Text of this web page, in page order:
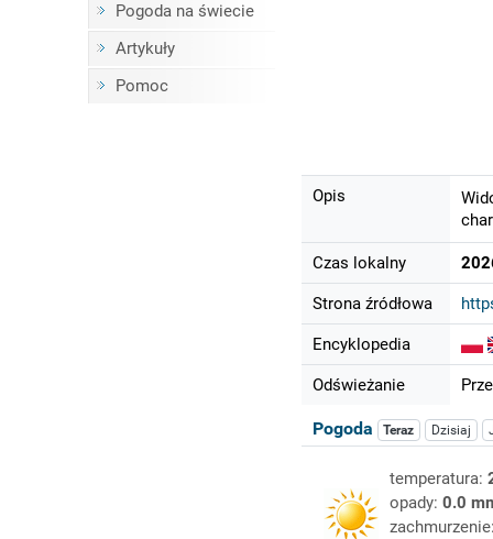
Pogoda na świecie
Artykuły
Pomoc
Opis
Czas lokalny
Strona źródłowa
Encyklopedia
Odświeżanie
Pogoda Teraz Dzisiaj
temperatura:
opady: 0.0
zachmurzenie: